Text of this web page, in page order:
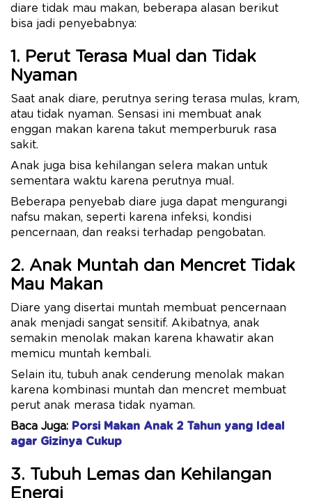
diare tidak mau makan, beberapa alasan berikut
bisa jadi penyebabnya:
1. Perut Terasa Mual dan Tidak
Nyaman
Saat anak diare, perutnya sering terasa mulas, kram,
atau tidak nyaman. Sensasi ini membuat anak
enggan makan karena takut memperburuk rasa
sakit.
Anak juga bisa kehilangan selera makan untuk
sementara waktu karena perutnya mual.
Beberapa penyebab diare juga dapat mengurangi
nafsu makan, seperti karena infeksi, kondisi
pencernaan, dan reaksi terhadap pengobatan.
2. Anak Muntah dan Mencret Tidak
Mau Makan
Diare yang disertai muntah membuat pencernaan
anak menjadi sangat sensitif. Akibatnya, anak
semakin menolak makan karena khawatir akan
memicu muntah kembali.
Selain itu, tubuh anak cenderung menolak makan
karena kombinasi muntah dan mencret membuat
perut anak merasa tidak nyaman.
Baca Juga: Porsi Makan Anak 2 Tahun yang Ideal
agar Gizinya Cukup
3. Tubuh Lemas dan Kehilangan
Energi